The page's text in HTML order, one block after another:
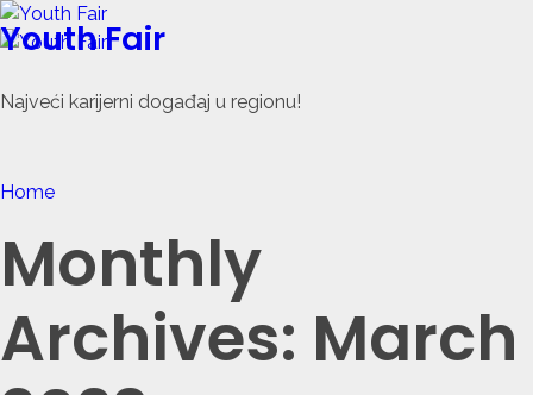
Youth Fair
Najveći karijerni događaj u regionu!
Home
Monthly
Archives: March